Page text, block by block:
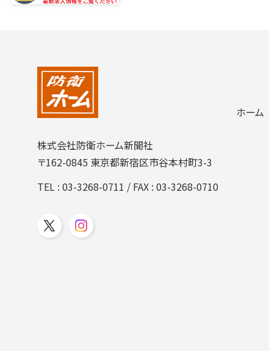
2008年
2004年
2002年
株式会社防衛ホーム新聞社
〒162-0845 東京都新宿区市谷本村町3-3
TEL :03-3268-0711 / FAX : 03-3268-0710
ホーム